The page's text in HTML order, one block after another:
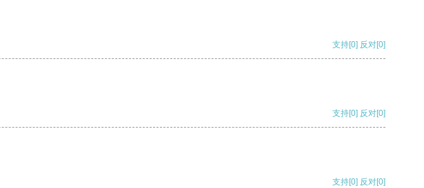
支持[0] 反对[0]
支持[0] 反对[0]
支持[0] 反对[0]